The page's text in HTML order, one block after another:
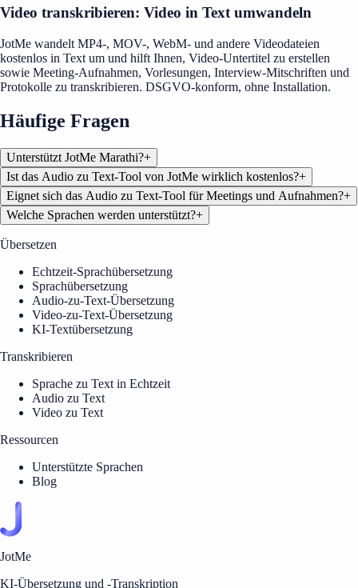
Video transkribieren: Video in Text umwandeln
JotMe wandelt MP4-, MOV-, WebM- und andere Videodateien
kostenlos in Text um und hilft Ihnen, Video-Untertitel zu erstellen
sowie Meeting-Aufnahmen, Vorlesungen, Interview-Mitschriften und
Protokolle zu transkribieren. DSGVO-konform, ohne Installation.
Häufige Fragen
Unterstützt JotMe Marathi?+
Ist das Audio zu Text-Tool von JotMe wirklich kostenlos?+
Eignet sich das Audio zu Text-Tool für Meetings und Aufnahmen?+
Welche Sprachen werden unterstützt?+
Übersetzen
Echtzeit-Sprachübersetzung
Sprachübersetzung
Audio-zu-Text-Übersetzung
Video-zu-Text-Übersetzung
KI-Textübersetzung
Transkribieren
Sprache zu Text in Echtzeit
Audio zu Text
Video zu Text
Ressourcen
Unterstützte Sprachen
Blog
JotMe
KI-Übersetzung und -Transkription